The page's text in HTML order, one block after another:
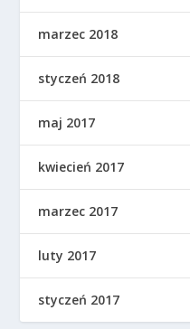
marzec 2018
styczeń 2018
maj 2017
kwiecień 2017
marzec 2017
luty 2017
styczeń 2017